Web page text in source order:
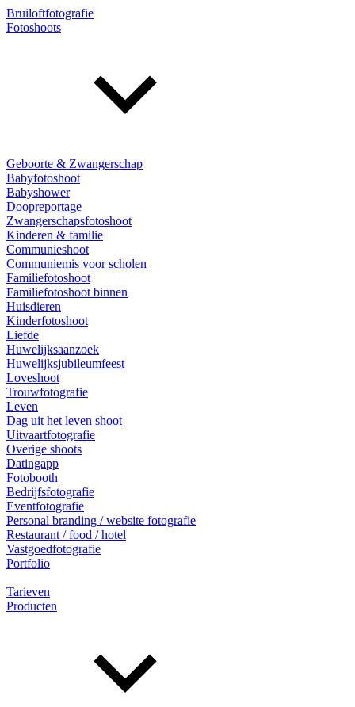
Bruiloftfotografie
Fotoshoots
Geboorte & Zwangerschap
Babyfotoshoot
Babyshower
Doopreportage
Zwangerschapsfotoshoot
Kinderen & familie
Communieshoot
Communiemis voor scholen
Familiefotoshoot
Familiefotoshoot binnen
Huisdieren
Kinderfotoshoot
Liefde
Huwelijksaanzoek
Huwelijksjubileumfeest
Loveshoot
Trouwfotografie
Leven
Dag uit het leven shoot
Uitvaartfotografie
Overige shoots
Datingapp
Fotobooth
Bedrijfsfotografie
Eventfotografie
Personal branding / website fotografie
Restaurant / food / hotel
Vastgoedfotografie
Portfolio
Tarieven
Producten